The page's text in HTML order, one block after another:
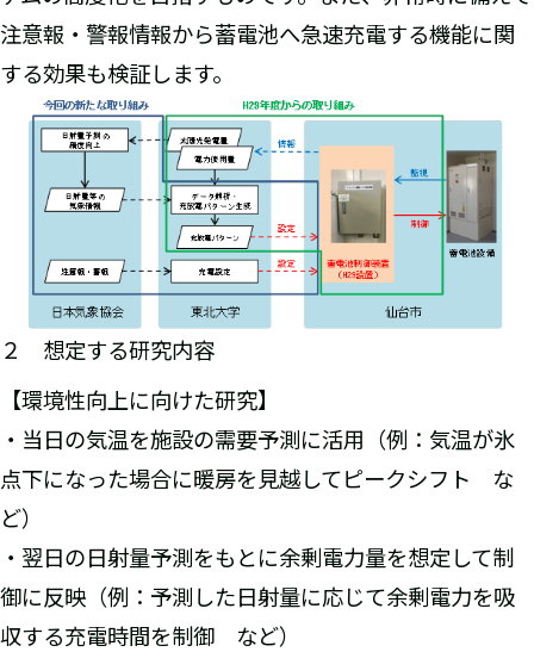
注意報・警報情報から蓄電池へ急速充電する機能に関
する効果も検証します。
２ 想定する研究内容
【環境性向上に向けた研究】
・当日の気温を施設の需要予測に活用（例：気温が氷
点下になった場合に暖房を見越してピークシフト な
ど）
・翌日の日射量予測をもとに余剰電力量を想定して制
御に反映（例：予測した日射量に応じて余剰電力を吸
収する充電時間を制御 など）